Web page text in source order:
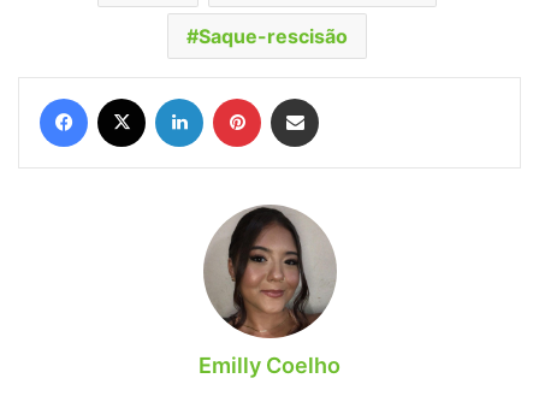
Saque-rescisão
Facebook Linkedin Pinterest
Emilly Coelho